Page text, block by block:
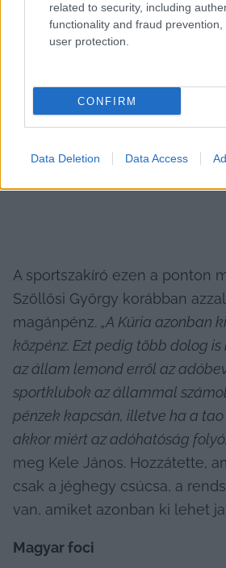
related to security, including
functionality and fraud
user protection.
CONFIRM
Data Deletion Data Access
az erre adott válasz lett a tao.
politikai döntéshozók ettől
szponzoráció elősegítését.
szerint mindez pont fordítva
sportszponzoráció rendszere
A sportszakíró ezen a ponton
Szöllősi György korábban
magánpénz. „A Kúria azonban
közpénz. Ezt pedig több dolog
az állam lemond erről az
sportklubok az állammal
pénzek kapcsán, illetve ha a
akkor miért az adóhatóság
meg Kele János. Hozzátette,
csak a jéghegy csúcsa, a
van, amiket azonban ki lehet
Magyar foci